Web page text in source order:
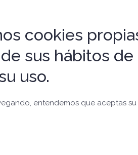
cookies
sus hábitos
uso.
entendemos que aceptas su